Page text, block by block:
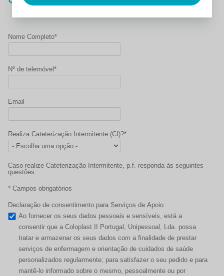
Nome Completo*
Nº de telemóvel*
Email
Realiza Cateterização Intermitente (CI)?*
Caso realize Cateterização Intermitente, p.f. responda às seguintes
questões:
* Campos obrigatórios
Declaração de consentimento para Serviços de Apoio
Ao fornecer os seus dados pessoais e sensíveis, está a
consentir que a Coloplast II Portugal, Unipessoal, Lda. possa
tratar e armazenar os seus dados com a finalidade de prestar
serviços de enfermagem e orientação de cuidados de saúde
personalizados regularmente; para satisfazer o seu pedido e para
mantê-lo informado sobre o mesmo, pessoalmente ou por